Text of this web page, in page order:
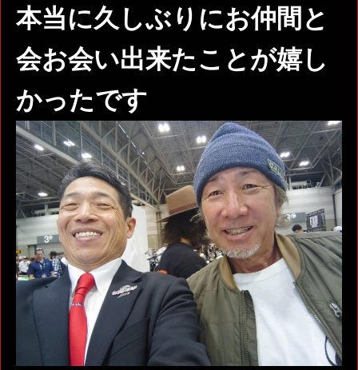
本当に久しぶりにお仲間と
会お会い出来たことが嬉し
かったです